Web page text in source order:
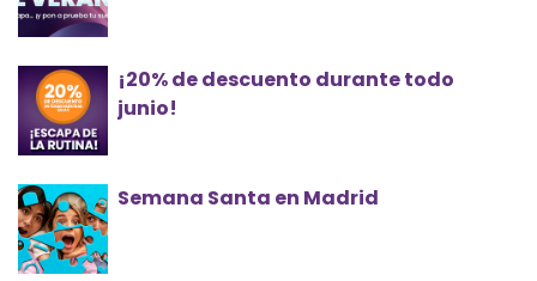
¡20% de descuento durante todo
junio!
Semana Santa en Madrid